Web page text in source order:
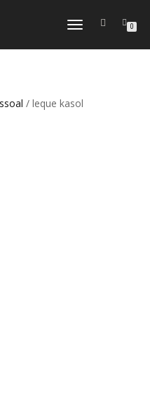
ALTERNAR
NAVEGAÇÃO
0
/ leque kasol